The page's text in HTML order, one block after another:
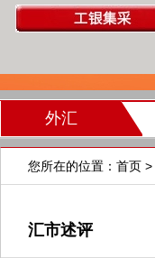
外汇
您所在的位置： 首页 >
汇市述评